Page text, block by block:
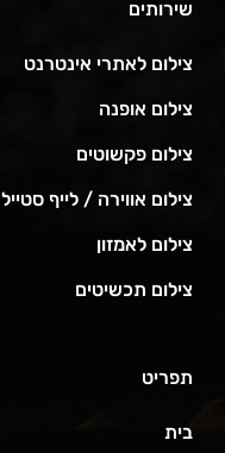
שירותים
צילום לאתרי אינטרנט
צילום אופנה
צילום פקשוטים
צילום אווירה / לייף סטייל
צילום לאמזון
צילום תכשיטים
תפריט
בית